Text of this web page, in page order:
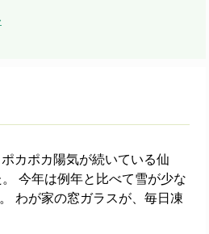
カポカ陽気が続いている仙
今年は例年と比べて雪が少な
わが家の窓ガラスが、毎日凍